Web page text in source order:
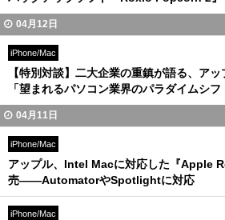
04月12日
iPhone/Mac
【特別対談】二大企業の重鎮が語る、ア
「望まれるパソコン業界のパラダイムシフ
04月11日
iPhone/Mac
アップル、Intel Macに対応した『Apple
売――AutomatorやSpotlightに対応
iPhone/Mac